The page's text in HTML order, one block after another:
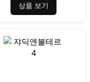
상품 보기